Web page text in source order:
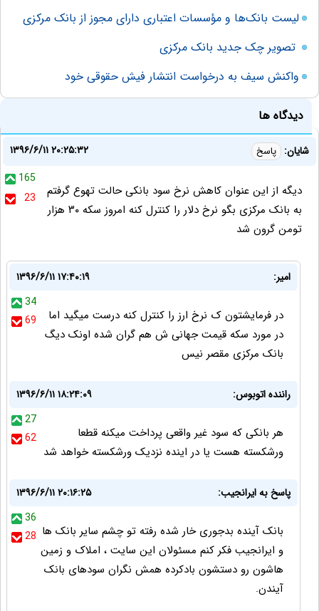
لیست بانک‌ها و مؤسسات اعتباری دارای مجوز از بانک مرکزی
تصویر چک جدید بانک مرکزی
واکنش سیف به درخواست انتشار فیش حقوقی خود
دیدگاه ها
شایان: پاسخ
۱۳۹۶/۶/۱۱ ۲۰:۲۵:۳۲
165
23
دیگه از این عنوان کاهش نرخ سود بانکی حالت تهوع گرفتم
به بانک مرکزی بگو نرخ دلار را کنترل کنه امروز سکه ۳۰ هزار
تومن گرون شد
امیر:
۱۳۹۶/۶/۱۱ ۱۷:۴۰:۱۹
34
69
در فرمایشتون ک نرخ ارز را کنترل کنه درست میگید اما
در مورد سکه قیمت جهانی ش هم گران شده اونک دیگ
بانک مرکزی مقصر نیس
راننده اتوبوس:
۱۳۹۶/۶/۱۱ ۱۸:۲۴:۰۹
27
62
هر بانکی که سود غیر واقعی پرداخت میکنه قطعا
ورشکسته هست یا در اینده نزدیک ورشکسته خواهد شد
پاسخ به ایرانجیب:
۱۳۹۶/۶/۱۱ ۲۰:۱۶:۲۵
36
28 بانک آینده بدجوری خار شده رفته تو چشم سایر بانک ها
و ایرانجیب فکر کنم مسئولان این سایت ، املاک و زمین
هاشون رو دستشون بادکرده همش نگران سودهای بانک
آیندن.